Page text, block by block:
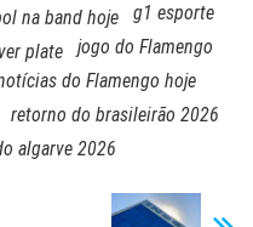
na band hoje
g1 esporte
plate
jogo do Flamengo
do Flamengo hoje
retorno do brasileirão 2026
algarve 2026